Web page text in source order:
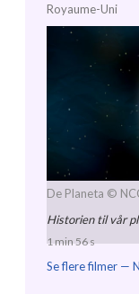
Royaume-Uni
De Planeta ©
Historien til vår
1 min 56 s
Se flere filmer —